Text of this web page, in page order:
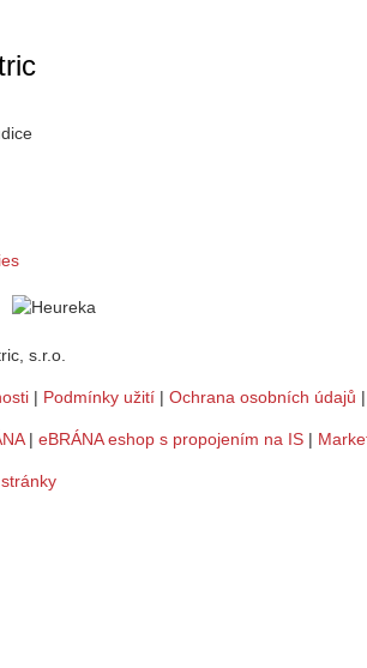
s.r.o.
| Podmínky užití | Ochrana osobních údajů
| eBRÁNA eshop s propojením na IS |